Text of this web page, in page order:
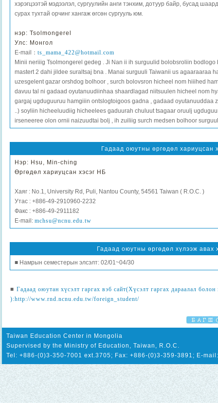
хэрэгцээтэй мэдээлэл, сургуулийн анги тэнхим, дотуур байр, бусад
сурах тухтай орчинг хангаж өгсөн сургууль юм.
нэр: Tsolmongerel
Улс: Монгол
E-mail： ts_mama_422@hotmail.com
Minii neriiig Tsolmongerel gedeg . Ji Nan ii ih surguulid bolobsroliin
mastert 2 dahi jildee suraltsaj bna . Manai surguuli Taiwanii us agaaraaraa
uzesgelent gazar orshdog bolhoor , surch bolovsron hicheel nom hiiihed
davuu tal ni gadaad oyutanuudiinhaa shaardlagad niitsuulen hicheel nom
gargaj ugduguuruu hamgiiin ontslogtoigoos gadna , gadaad oyutanuuddaa
..) soyliin hicheeluudiig hicheelees gaduurah chuluut tsagaar oruulj
irseneeree olon ornii naizuudtai bolj , ih zuiliig surch medsen bolhoor
Гадаад оюутны өргөдөл хариуцсан
Нэр: Hsu, Min-ching
Өргөдөл хариуцсан хэсэг НБ
Хаяг : No.1, University Rd, Puli, Nantou County, 54561 Taiwan ( R.O.C. )
Утас : +886-49-2910960-2232
Факс : +886-49-2911182
E-mail: mchsu@ncnu.edu.tw
Гадаад оюутны өргөдөл хүлээж авах
■ Намрын семестерын элсэлт: 02/01~04/30
■ Гадаад оюутан хүсэлт гаргах вэб сайт(Хүсэлт гаргах дараалал болон
):http://www.rnd.ncnu.edu.tw/foreign_student/
Taiwan Education Center in Mongolia
Supervised by the Ministry of Education, Taiwan, R.O.C.
Tel: +886-(0)3-350-7001 ext.3705; Fax: +886-(0)3-359-3891; E-